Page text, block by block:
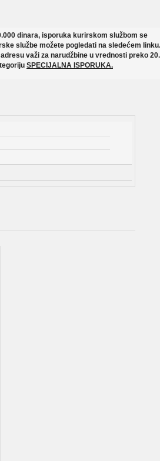
dinara, isporuka kurirskom službom se
službe možete pogledati na sledećem linku.
važi za narudžbine u vrednosti preko
SPECIJALNA ISPORUKA.